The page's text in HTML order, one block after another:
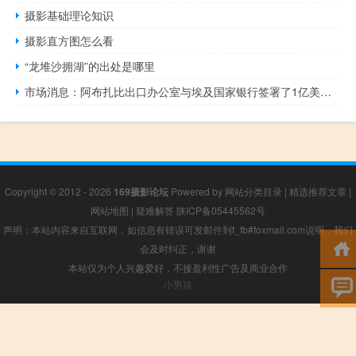
摄影基础理论知识
摄影直方图怎么看
“龙堆沙拥湖”的出处是哪里
市场消息：阿布扎比出口办公室与埃及国家银行签署了1亿美元的信贷额度协议以促进阿联酋的出口
Copyright © 2012 - 2026 169摄影论坛 Powered by 网站分类目录 | 精选推荐文章 |
网站地图 | 疑难解答 陕ICP备05445562号
声明：本站内容来自互联网，如信息有错误可发邮件到f_fb#foxmail.com说明，我们
会及时纠正，谢谢
本站仅为个人兴趣爱好，不接盈利性广告及商业合作
小男孩